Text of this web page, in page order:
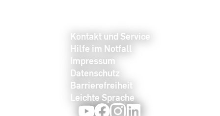
Kontakt und Service
Hilfe im Notfall
Impressum
Datenschutz
Barrierefreiheit
Leichte Sprache
YoutubeFacebookInstagram